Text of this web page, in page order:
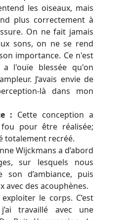
les oiseaux, mais
plus correctement à
On ne fait jamais
sons, on ne se rend
importance. Ce n'est
l'ouïe blessée qu'on
J’avais envie de
là dans mon
: Cette conception a
pour être réalisée;
totalement recréé.
Wijckmans a d’abord
sur lesquels nous
son d’ambiance, puis
avec des acouphènes.
le corps. C’est
travaillé avec une